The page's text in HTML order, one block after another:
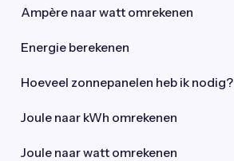
Ampère naar watt omrekenen
Energie berekenen
Hoeveel zonnepanelen heb ik nodig?
Joule naar kWh omrekenen
Joule naar watt omrekenen